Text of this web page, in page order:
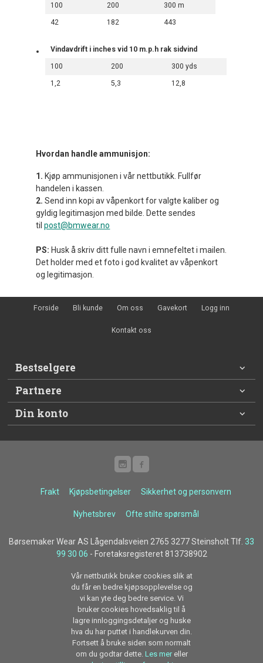
100 200 300 m
42 182 443
Vindavdrift i inches vid 10 m.p.h rak sidvind
100 200 300 yds
1,2 5,3 12,8
Hvordan handle ammunisjon:
1. Kjøp ammunisjonen i vår nettbutikk. Fullfør
handelen i kassen.
2. Send inn kopi av våpenkort for valgte kaliber og
gyldig legitimasjon med bilde. Dette sendes
til post@bmwear.no
PS: Husk å skriv ditt fulle navn i emnefeltet i mailen.
Det holder med et foto i god kvalitet av våpenkort
og legitimasjon.
Forside Bli kunde Om oss Gavekort Logg inn
Kontakt oss
Bestselgere
Partnere
Din konto
Frakt Kjøpsbetingelser Sikkerhet og personvern
Nyhetsbrev Ofte stilte spørsmål
Børsemaker Wear AS Lågendalsveien 2765 3277 Steinsholt Tlf. 33
99 30 06 - Foretaksregisteret 813738902
Vår nettbutikk bruker cookies slik at
du får en bedre kjøpsopplevelse og
vi kan yte deg bedre service. Vi
bruker cookies hovedsaklig til å
lagre innloggingsdetaljer og huske
hva du har puttet i handlekurven din.
Fortsett å bruke siden som normalt
om du godtar dette. Les mer eller